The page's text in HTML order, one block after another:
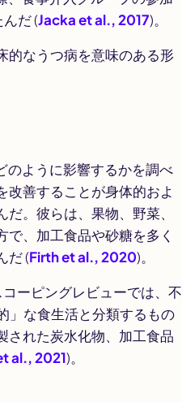
だ (Jacka et al., 2017)。
的なうつ病を意味のある形
のように影響するかを調べ
善することが身体的およ
。彼らは、果物、野菜、
、加工食品や砂糖を多く
だ (Firth et al., 2020)。
ーピングレビューでは、不
」な食生活と分類するもの
された炭水化物、加工食品
al., 2021)。